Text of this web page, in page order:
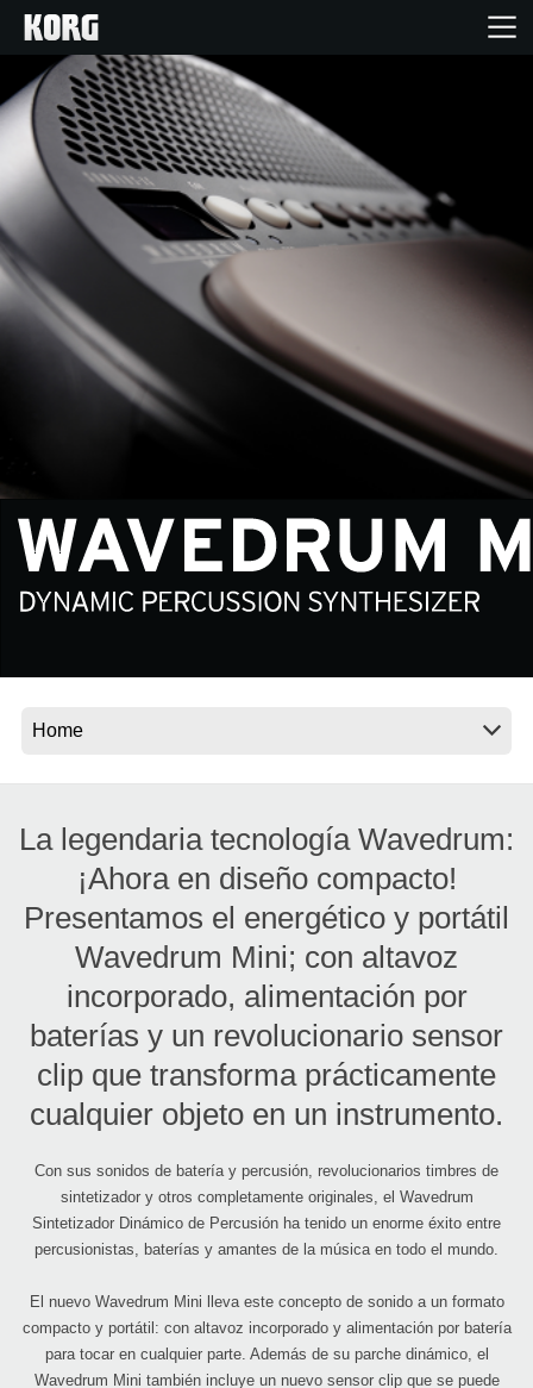
Inicio
Productos
Características
Eventos
Soporte
Noticias
Ubicación
La legendaria tecnología Wavedrum:
¡Ahora en diseño compacto!
Presentamos el energético y portátil
Wavedrum Mini; con altavoz
incorporado, alimentación por
baterías y un revolucionario sensor
clip que transforma prácticamente
cualquier objeto en un instrumento.
Con sus sonidos de batería y percusión, revolucionarios timbres de
sintetizador y otros completamente originales, el Wavedrum
Sintetizador Dinámico de Percusión ha tenido un enorme éxito entre
percusionistas, baterías y amantes de la música en todo el mundo.
El nuevo Wavedrum Mini lleva este concepto de sonido a un formato
compacto y portátil: con altavoz incorporado y alimentación por batería
para tocar en cualquier parte. Además de su parche dinámico, el
Wavedrum Mini también incluye un nuevo sensor clip que se puede